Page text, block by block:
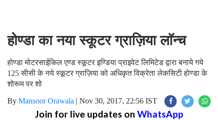
होण्डा का नया स्कूटर ग्राज़िया लाॅन्च
होण्डा मोटरसाईकिल एण्ड स्कूटर इण्डिया प्राइवेट लिमिटेड द्वारा बनाये गये
125 सीसी के नये स्कूटर ग्राज़िया को अधिकृत विक्रेता लेकसिटी होण्डा के
शोरूम पर शो
By Mansoor Orawala | Nov 30, 2017, 22:56 IST
Join for live updates on WhatsApp